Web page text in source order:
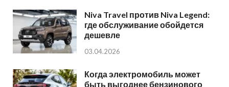
Niva Travel против Niva Legend:
где обслуживание обойдется
дешевле
03.04.2026
Когда электромобиль может
быть выгоднее бензинового